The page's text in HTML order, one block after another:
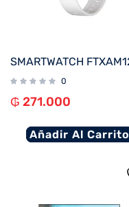
0
₲ 271.000
Añadir Al Carrito